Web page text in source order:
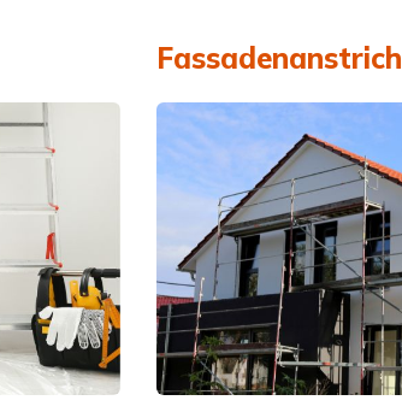
Fassadenanstrich